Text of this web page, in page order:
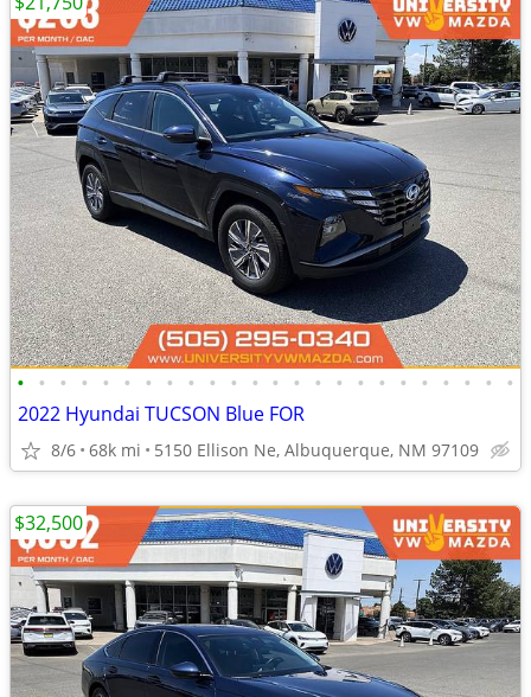
• • • • • • • • • • • • • • • • • • • • • • • •
2022 Hyundai TUCSON Blue FOR
8/6 68k mi 5150 Ellison Ne, Albuquerque, NM 97109
$32,500